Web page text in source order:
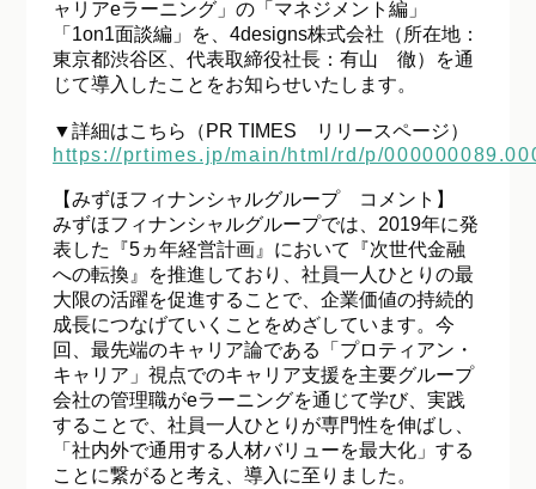
ャリアeラーニング」の「マネジメント編」
「1on1面談編」を、4designs株式会社（所在地：
東京都渋谷区、代表取締役社長：有山 徹）を通
じて導入したことをお知らせいたします。
▼詳細はこちら（PR TIMES リリースページ）
https://prtimes.jp/main/html/rd/p/
【​みずほフィナンシャルグループ コメント】
みずほフィナンシャルグループでは、2019年に発
表した『5ヵ年経営計画』において『次世代金融
への転換』を推進しており、社員一人ひとりの最
大限の活躍を促進することで、企業価値の持続的
成長につなげていくことをめざしています。今
回、最先端のキャリア論である「プロティアン・
キャリア」視点でのキャリア支援を主要グループ
会社の管理職がeラーニングを通じて学び、実践
することで、社員一人ひとりが専門性を伸ばし、
「社内外で通用する人材バリューを最大化」する
ことに繋がると考え、導入に至りました。